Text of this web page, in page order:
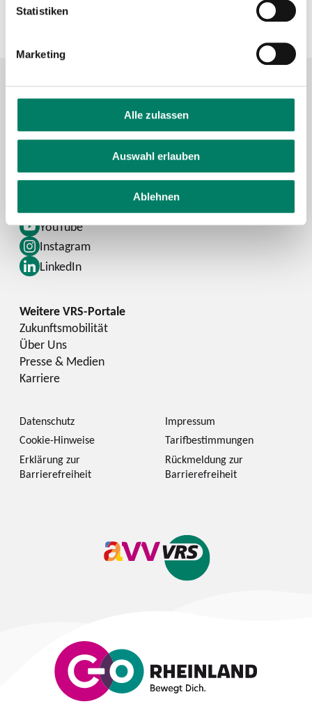
Statistiken
Marketing
Alle zulassen
Auswahl erlauben
Ablehnen
https://www.bahn.de/nrw
YouTube
Instagram
LinkedIn
FAQ
Schlaue Nummer
Zukunftsmobilität
Über Uns
Presse & Medien
Karriere
Datenschutz
Impressum
Cookie-Hinweise
Tarifbestimmungen
Erklärung zur
Barrierefreiheit
Rückmeldung zur
Barrierefreiheit